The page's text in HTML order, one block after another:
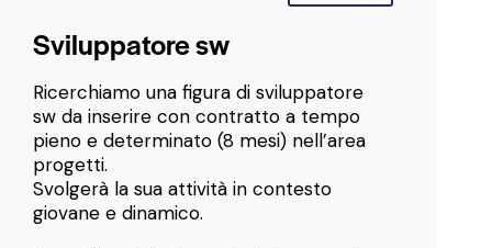
Sviluppatore sw
Ricerchiamo una figura di sviluppatore
sw da inserire con contratto a tempo
pieno e determinato (8 mesi) nell’area
progetti.
Svolgerà la sua attività in contesto
giovane e dinamico.